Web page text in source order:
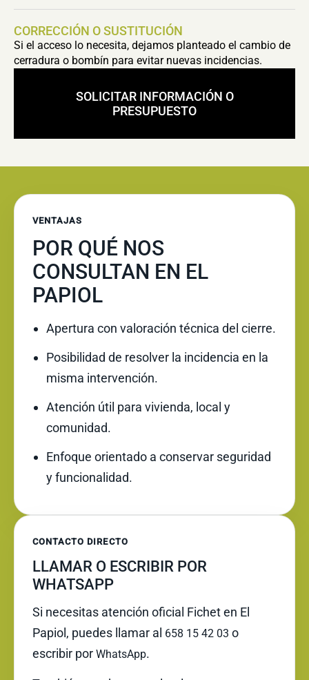
CORRECCIÓN O SUSTITUCIÓN
Si el acceso lo necesita, dejamos planteado el cambio de
cerradura o bombín para evitar nuevas incidencias.
SOLICITAR INFORMACIÓN O
PRESUPUESTO
VENTAJAS
POR QUÉ NOS
CONSULTAN EN EL
PAPIOL
Apertura con valoración técnica del cierre.
Posibilidad de resolver la incidencia en la
misma intervención.
Atención útil para vivienda, local y
comunidad.
Enfoque orientado a conservar seguridad
y funcionalidad.
CONTACTO DIRECTO
LLAMAR O ESCRIBIR POR
WHATSAPP
Si necesitas atención oficial Fichet en El
Papiol, puedes llamar al 658 15 42 03 o
escribir por WhatsApp.